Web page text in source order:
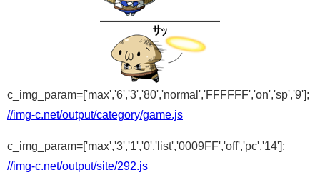
c_img_param=['max','6','3','80','normal','FFFFFF','on','sp','9'];
//img-c.net/output/category/game.js
c_img_param=['max','3','1','0','list','0009FF','off','pc','14'];
//img-c.net/output/site/292.js